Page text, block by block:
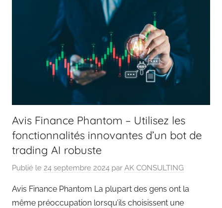
Avis Finance Phantom – Utilisez les
fonctionnalités innovantes d’un bot de
trading AI robuste
Publié le 24 septembre 2024 par AK CONSULTING
Avis Finance Phantom La plupart des gens ont la
même préoccupation lorsqu’ils choisissent une